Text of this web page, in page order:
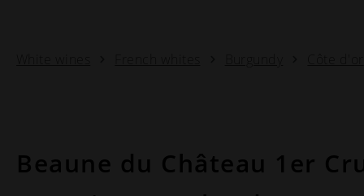
Beaune du Château 1er